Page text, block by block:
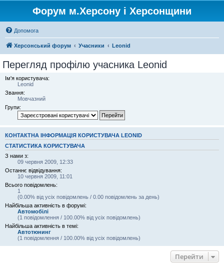
Форум м.Херсону і Херсонщини
Допомога
Херсонський форум Учасники Leonid
Перегляд профілю учасника Leonid
Ім'я користувача:
Leonid
Звання:
Мовчазний
Групи:
КОНТАКТНА ІНФОРМАЦІЯ КОРИСТУВАЧА LEONID
СТАТИСТИКА КОРИСТУВАЧА
З нами з:
09 червня 2009, 12:33
Останнє відвідування:
10 червня 2009, 11:01
Всього повідомлень:
1
(0.00% від усіх повідомлень / 0.00 повідомлень за день)
Найбільша активність в форумі:
Автомобілі
(1 повідомлення / 100.00% від усіх повідомлень)
Найбільша активність в темі:
Автотюнинг
(1 повідомлення / 100.00% від усіх повідомлень)
Перейти